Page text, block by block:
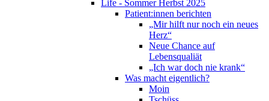
Life - Sommer Herbst 2025
Patient:innen berichten
„Mir hilft nur noch ein neues
Herz“
Neue Chance auf
Lebensqualiät
„Ich war doch nie krank“
Was macht eigentlich?
Moin